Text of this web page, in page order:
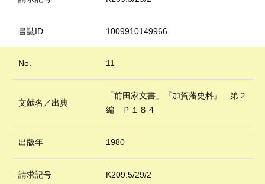
書誌ID 1009910149966
No. 11
文献名／出典
「前田家文書」『加賀藩史料』 第２
編 Ｐ１８４
出版年 1980
請求記号 K209.5/29/2